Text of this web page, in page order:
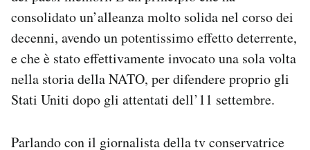
Newsletter
Regala il Post
Hai bisogno di aiuto?
Esci
consolidato un’alleanza molto solida nel corso dei
decenni, avendo un potentissimo effetto deterrente,
e che è stato effettivamente invocato una sola volta
nella storia della NATO, per difendere proprio gli
Stati Uniti dopo gli attentati dell’11 settembre.
Parlando con il giornalista della tv conservatrice